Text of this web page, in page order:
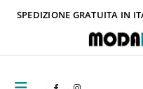
SPEDIZIONE GRATUITA IN